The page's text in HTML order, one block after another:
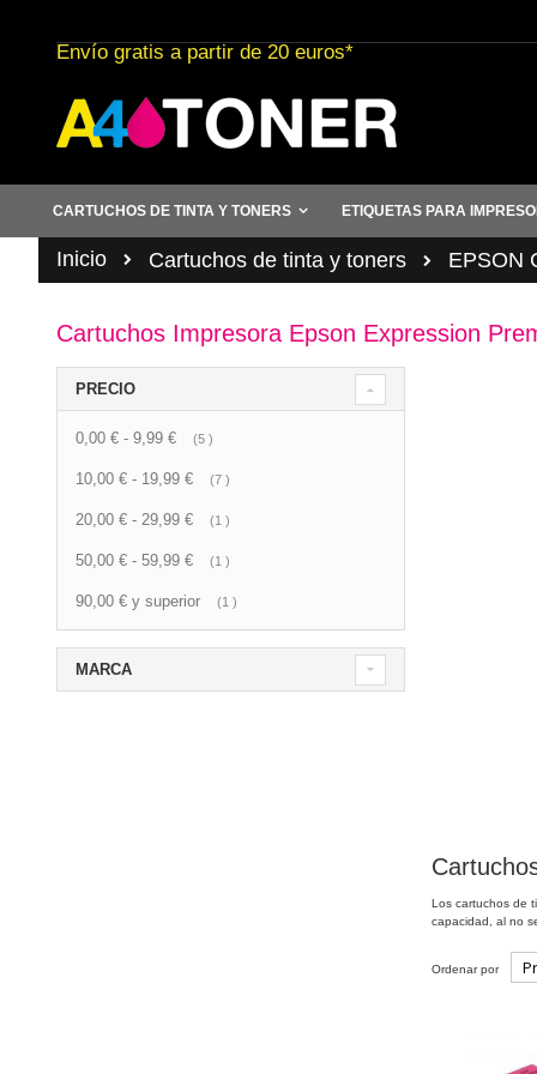
contenido
Envío gratis a partir de 20 euros*
CARTUCHOS DE TINTA Y TONERS ETIQUETAS PARA
Inicio Cartuchos de tinta y toners EPSON
Cartuchos Impresora Epson Expression
Los cartuchos de
capacidad, al no
Ordenar por
PRECIO
0,00 € - 9,99 € 5 artículo
10,00 € - 19,99 € 7 artículo
20,00 € - 29,99 € 1 artículo
50,00 € - 59,99 € 1 artículo
90,00 € y superior 1 artículo
MARCA